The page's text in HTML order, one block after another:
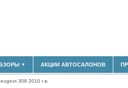
▼ АКЦИИ АВТОСАЛОНОВ
308 2010 г.в.